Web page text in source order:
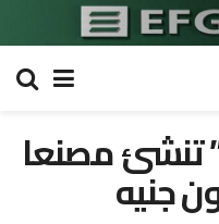
تنشئ مصنعا